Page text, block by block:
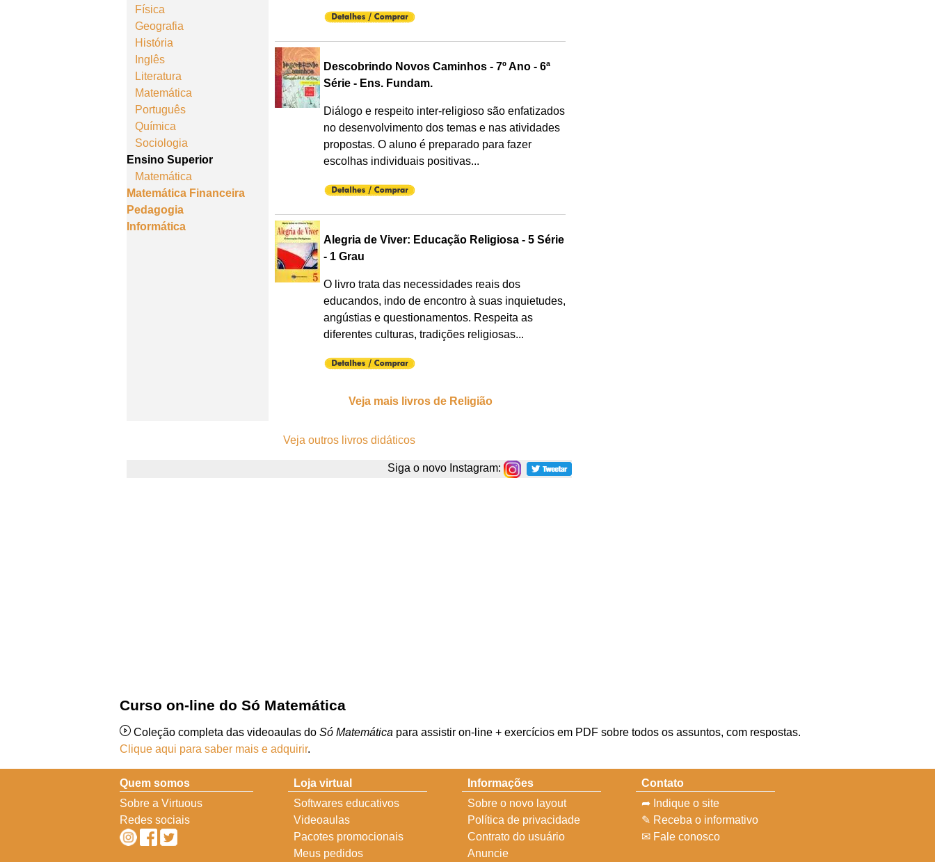
Física
Geografia
História
Inglês
Literatura
Matemática
Português
Química
Sociologia
Ensino Superior
Matemática
Matemática Financeira
Pedagogia
Informática
Descobrindo Novos Caminhos - 7º Ano - 6ª
Série - Ens. Fundam.
Diálogo e respeito inter-religioso são enfatizados
no desenvolvimento dos temas e nas atividades
propostas. O aluno é preparado para fazer
escolhas individuais positivas...
Alegria de Viver: Educação Religiosa - 5 Série
- 1 Grau
O livro trata das necessidades reais dos
educandos, indo de encontro à suas inquietudes,
angústias e questionamentos. Respeita as
diferentes culturas, tradições religiosas...
Veja mais livros de Religião
Veja outros livros didáticos
Siga o novo Instagram:
Curso on-line do Só Matemática
Coleção completa das videoaulas do Só Matemática para assistir on-line + exercícios em PDF sobre todos os assuntos, com respostas.
Clique aqui para saber mais e adquirir.
Quem somos
Sobre a Virtuous
Redes sociais
Loja virtual
Softwares educativos
Videoaulas
Pacotes promocionais
Meus pedidos
Informações
Sobre o novo layout
Política de privacidade
Contrato do usuário
Anuncie
Contato
➦ Indique o site
✎ Receba o informativo
✉ Fale conosco